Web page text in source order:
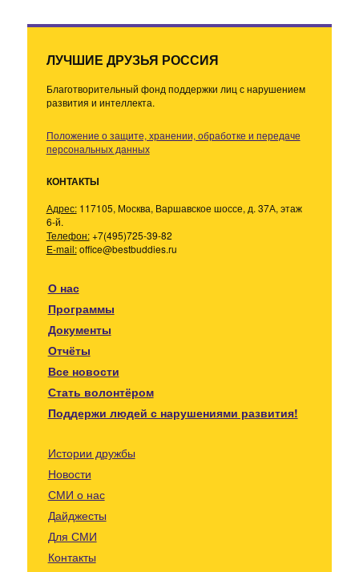
ЛУЧШИЕ ДРУЗЬЯ РОССИЯ
Благотворительный фонд поддержки лиц с нарушением
развития и интеллекта.
Положение о защите, хранении, обработке и передаче
персональных данных
КОНТАКТЫ
Адрес:117105, Москва, Варшавское шоссе, д. 37А, этаж
6-й.
Телефон:+7(495)725-39-82
E-mail:office@bestbuddies.ru
О нас
Программы
Документы
Отчёты
Все новости
Стать волонтёром
Поддержи людей с нарушениями развития!
Истории дружбы
Новости
СМИ о нас
Дайджесты
Для СМИ
Контакты